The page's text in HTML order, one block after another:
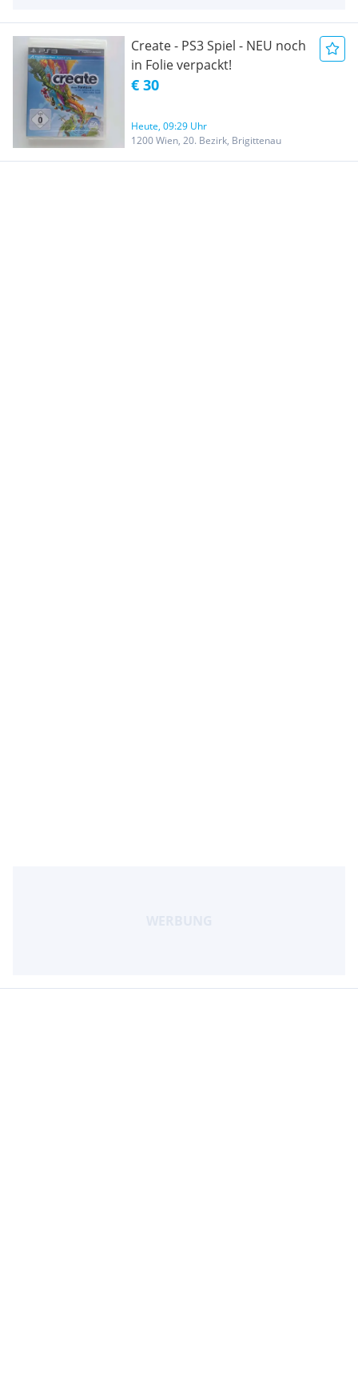
Create - PS3 Spiel - NEU noch
in Folie verpackt!
€ 30
Heute, 09:29 Uhr
1200 Wien, 20. Bezirk, Brigittenau